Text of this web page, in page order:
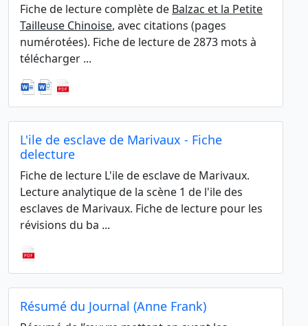
Fiche de lecture complète de Balzac et la Petite
Tailleuse Chinoise, avec citations (pages
numérotées). Fiche de lecture de 2873 mots à
télécharger ...
L'ile de esclave de Marivaux - Fiche
delecture
Fiche de lecture L'ile de esclave de Marivaux.
Lecture analytique de la scène 1 de l'ile des
esclaves de Marivaux. Fiche de lecture pour les
révisions du ba ...
Résumé du Journal (Anne Frank)